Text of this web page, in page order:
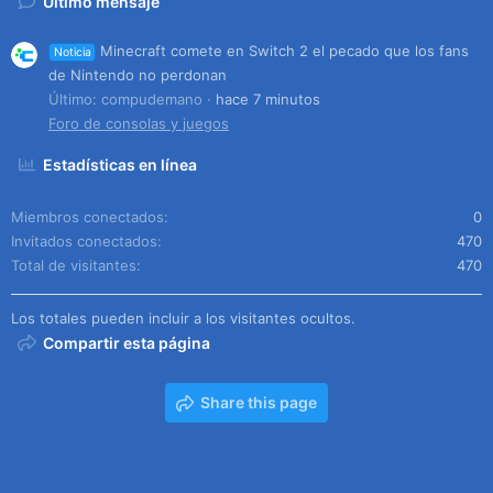
Noticia
Minecraft comete en Switch 2 el pecado que los fans
de Nintendo no perdonan
Último: compudemano
hace 7 minutos
Foro de consolas y juegos
Estadísticas en línea
Miembros conectados
0
Invitados conectados
470
Total de visitantes
470
Los totales pueden incluir a los visitantes ocultos.
Compartir esta página
Share this page